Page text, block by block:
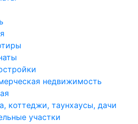
недвижимость
коттеджи, таунхаусы, дачи
участки